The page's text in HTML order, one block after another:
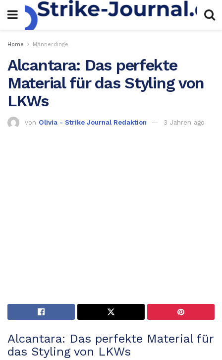
Home Männerdinge
Alcantara: Das perfekte
Material für das Styling von
LKWs
von Olivia - Strike Journal Redaktion 3 Jahren ago
Alcantara: Das perfekte Material für
das Styling von LKWs